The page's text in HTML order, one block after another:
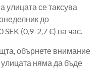
улицата се таксува
до
(0,9-2,7 €) на час.
обърнете внимание
улицата няма да бъде